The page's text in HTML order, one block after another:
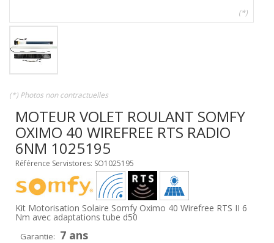
(*)
(*) Photos non contractuelles
MOTEUR VOLET ROULANT SOMFY
OXIMO 40 WIREFREE RTS RADIO
6NM 1025195
Référence Servistores: SO1025195
Kit Motorisation Solaire Somfy Oximo 40 Wirefree RTS II 6
Nm avec adaptations tube d50
Garantie: 7 ans